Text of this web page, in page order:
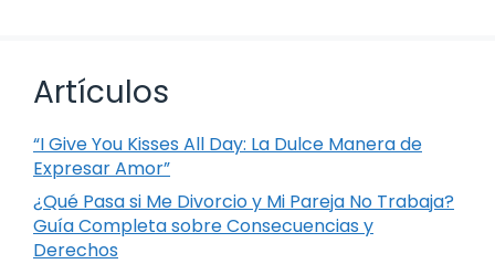
Artículos
“I Give You Kisses All Day: La Dulce Manera de
Expresar Amor”
¿Qué Pasa si Me Divorcio y Mi Pareja No Trabaja?
Guía Completa sobre Consecuencias y
Derechos